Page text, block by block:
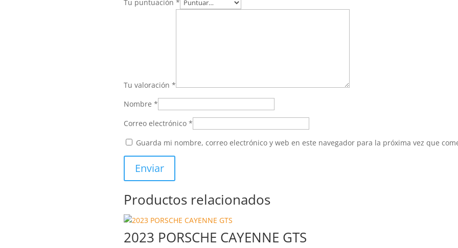
Tu puntuación *
Tu valoración *
Nombre *
Correo electrónico *
Guarda mi nombre, correo electrónico y web en este navegador para la próxima vez que
Productos relacionados
2023 PORSCHE CAYENNE GTS